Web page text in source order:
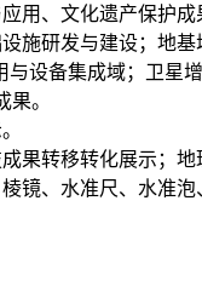
用、文化遗产保护成
研发与建设；地
设备集成域；卫
。
转移转化展示；
、水准尺、水准